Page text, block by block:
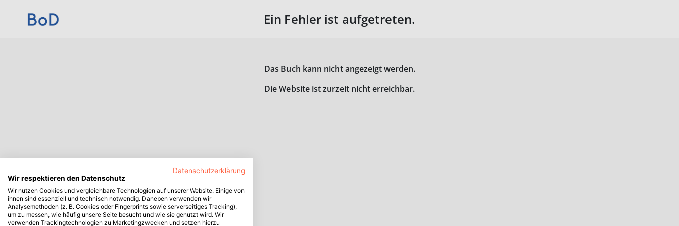
Ein Fehler ist aufgetreten.
Das Buch kann nicht angezeigt werden.
Die Website ist zurzeit nicht erreichbar.
Datenschutzerklärung
Wir respektieren den Datenschutz
Wir nutzen Cookies und vergleichbare Technologien auf unserer Website. Einige von
ihnen sind essenziell und technisch notwendig. Daneben verwenden wir
Analysemethoden (z. B. Cookies oder Fingerprints sowie serverseitiges Tracking),
um zu messen, wie häufig unsere Seite besucht und wie sie genutzt wird. Wir
verwenden Trackingtechnologien zu Marketingzwecken und setzen hierzu